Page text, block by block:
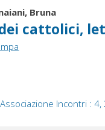
Bruna
cattolici,
Incontri : 4,